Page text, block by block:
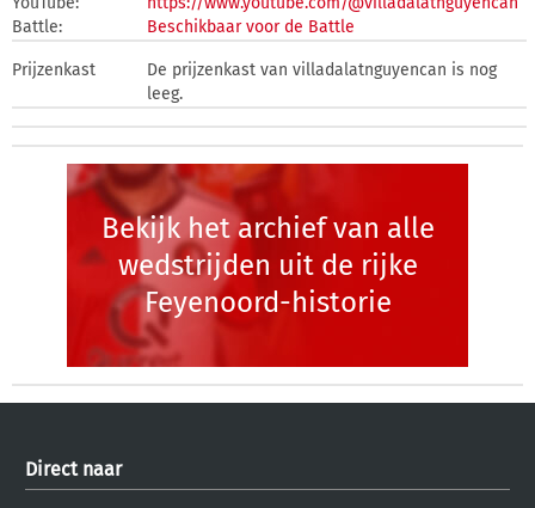
Battle:
Beschikbaar voor de Battle
Prijzenkast
De prijzenkast van villadalatnguyencan is nog
leeg.
Bekijk het archief van alle
wedstrijden uit de rijke
Feyenoord-historie
Direct naar